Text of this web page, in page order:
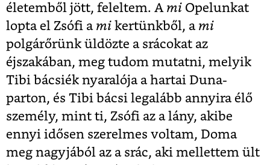
életemből jött, feleltem. A mi Opelunkat
lopta el Zsófi a mi kertünkből, a mi
polgárőrünk üldözte a srácokat az
éjszakában, meg tudom mutatni, melyik
Tibi bácsiék nyaralója a hartai Duna-
parton, és Tibi bácsi legalább annyira élő
személy, mint ti, Zsófi az a lány, akibe
ennyi idősen szerelmes voltam, Doma
meg nagyjából az a srác, aki mellettem ült